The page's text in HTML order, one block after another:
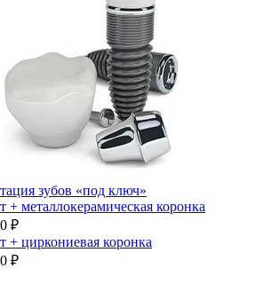
зубов «под ключ»
+ металлокерамическая коронка
₽
+ циркониевая коронка
₽